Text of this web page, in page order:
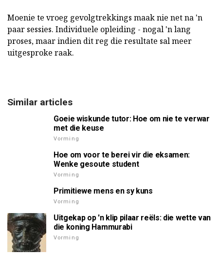
Moenie te vroeg gevolgtrekkings maak nie net na 'n
paar sessies. Individuele opleiding - nogal 'n lang
proses, maar indien dit reg die resultate sal meer
uitgesproke raak.
Similar articles
Goeie wiskunde tutor: Hoe om nie te verwar
met die keuse
Vorming
Hoe om voor te berei vir die eksamen:
Wenke gesoute student
Vorming
Primitiewe mens en sy kuns
Vorming
Uitgekap op 'n klip pilaar reëls: die wette van
die koning Hammurabi
Vorming